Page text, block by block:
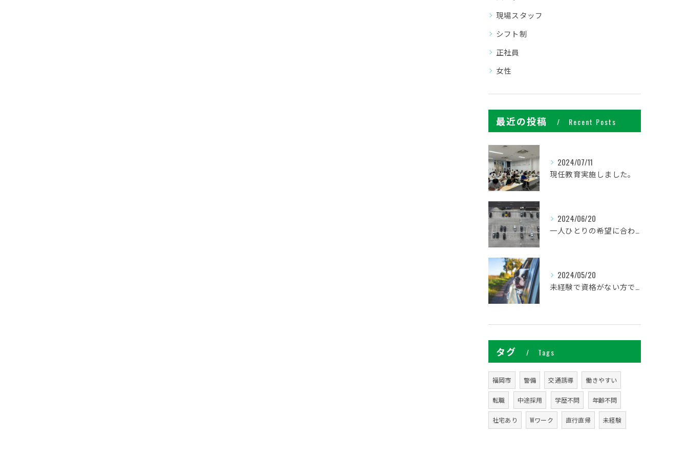
現場スタッフ
シフト制
正社員
女性
最近の投稿 Recent Posts
2024/07/11
現任教育実施しました。
2024/06/20
一人ひとりの希望に合わせた働き方ができます
2024/05/20
未経験で資格がない方でも研修があるので安心してください
タグ Tags
福岡市 警備 交通誘導 働きやすい
転職 中途採用 学歴不問 年齢不問
社宅あり Wワーク 直行直帰 未経験